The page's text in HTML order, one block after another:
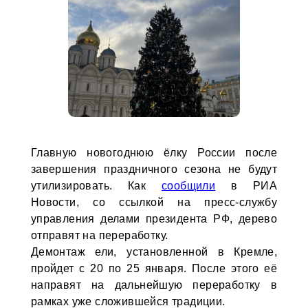
Главную новогоднюю ёлку России после
завершения праздничного сезона не будут
утилизировать. Как сообщили в РИА
Новости, со ссылкой на пресс-службу
управления делами президента РФ, дерево
отправят на переработку.
Демонтаж ели, установленной в Кремле,
пройдет с 20 по 25 января. После этого её
направят на дальнейшую переработку в
рамках уже сложившейся традиции.